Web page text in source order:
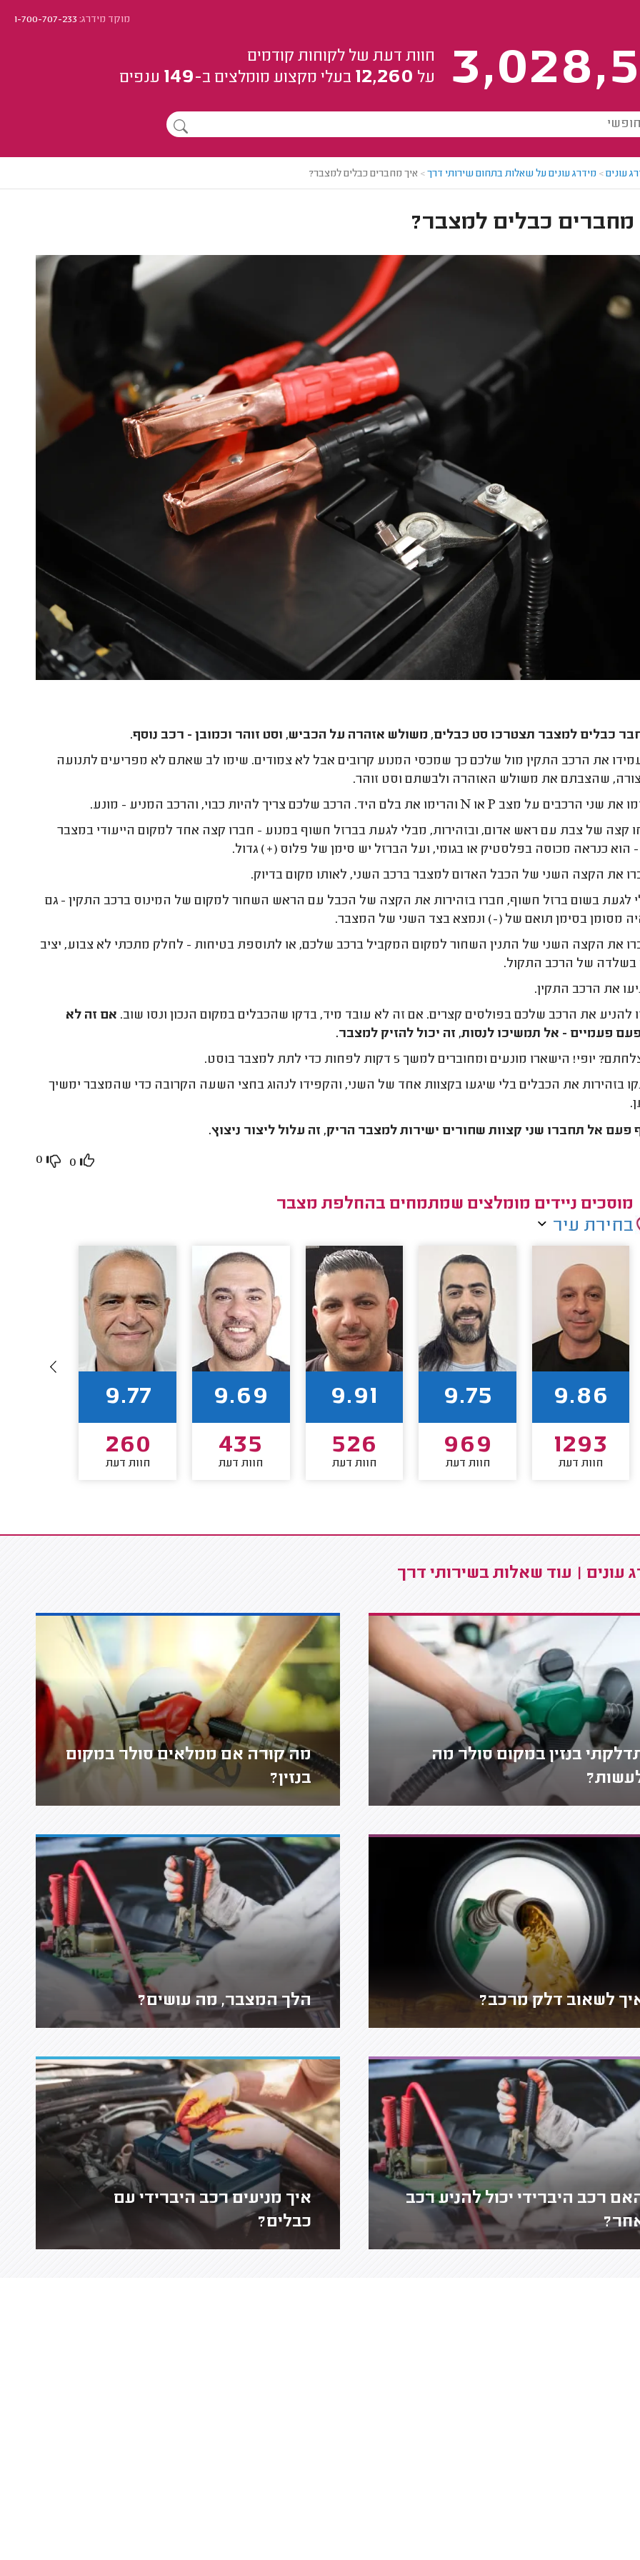
מוקד מידרג:1-700-707-233
חוות דעת של לקוחות קודמים
על 12,260 בעלי מקצוע מומלצים ב-149 ענפים
עונים> מידרג עונים על שאלות בתחום שירותי דרך> איך מחברים כבלים למצבר?
מחברים כבלים למצבר?
כבלים למצבר תצטרכו סט כבלים, משולש אזהרה על הכביש, וסט זוהר וכמובן - רכב נוסף.
את הרכב התקין מול שלכם כך שמכסי המנוע קרובים אבל לא צמודים. שימו לב שאתם לא מפריעים לתנועה
שהצבתם את משולש האזהרה ולבשתם וסט זוהר.
את שני הרכבים על מצב Pאו Nוהרימו את בלם היד. הרכב שלכם צריך להיות כבוי, והרכב המניע - מונע.
קצה של צבת עם ראש אדום, ובזהירות, מבלי לגעת בברזל חשוף במנוע - חברו קצה אחד למקום הייעודי במצבר
הוא כנראה מכוסה בפלסטיק או בגומי, ועל הברזל יש סימן של פלוס (+) גדול.
את הקצה השני של הכבל האדום למצבר ברכב השני, לאותו מקום בדיוק.
לגעת בשום ברזל חשוף, חברו בזהירות את הקצה של הכבל עם הראש השחור למקום של המינוס ברכב התקין - גם
מסומן בסימן תואם של (-) ונמצא בצד השני של המצבר.
את הקצה השני של התנין השחור למקום המקביל ברכב שלכם, או לתוספת בטיחות - לחלק מתכתי לא צבוע, יציב
בשלדה של הרכב התקול.
את הרכב התקין.
להניע את הרכב שלכם בפולסים קצרים. אם זה לא עובד מיד, בדקו שהכבלים במקום הנכון ונסו שוב. אם זה לא
פעמיים - אל תמשיכו לנסות, זה יכול להזיק למצבר.
יופי! הישארו מונעים ומחוברים למשך 5 דקות לפחות כדי לתת למצבר בוסט.
בזהירות את הכבלים בלי שיגעו בקצוות אחד של השני, והקפידו לנהוג בחצי השעה הקרובה כדי שהמצבר ימשיך
פעם אל תחברו שני קצוות שחורים ישירות למצבר הריק, זה עלול ליצור ניצוץ.
0
0
מוסכים ניידים מומלצים שמתמחים בהחלפת מצבר
בחירת עיר
9.86
1293
חוות דעת
9.75
969
חוות דעת
9.91
526
חוות דעת
9.69
435
חוות דעת
9.77
260
חוות דעת
עונים | עוד שאלות בשירותי דרך
בנזין במקום סולר מה
מה קורה אם ממלאים סולר במקום
בנזין?
לשאוב דלק מרכב? הלך המצבר, מה עושים?
רכב היברידי יכול להניע רכב
איך מניעים רכב היברידי עם
כבלים?